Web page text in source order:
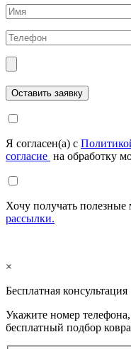
Я согласен(а) с
согласие на обработку
Хочу получать полезные
рассылки.
×
Бесплатная консультация
Укажите номер
бесплатный подбор